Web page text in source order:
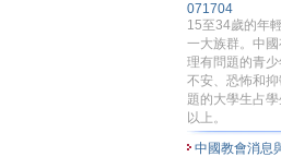
071704
15至34歲的年
一大族群。中
理有問題的青
不安、恐怖和
題的大學生占
以上。
中國教會消息